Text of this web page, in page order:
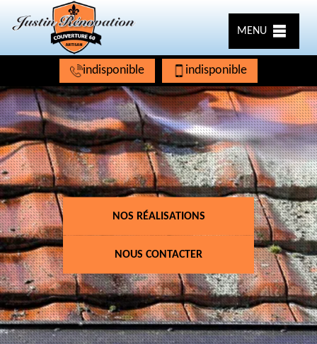
MENU
indisponible indisponible
NOS RÉALISATIONS
NOUS CONTACTER